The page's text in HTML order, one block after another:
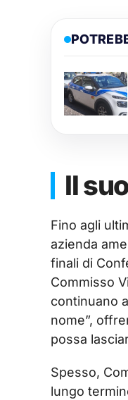
Il
Fino agli
azienda
finali di
Commisso
continuano
nome”,
possa
Spesso,
lungo